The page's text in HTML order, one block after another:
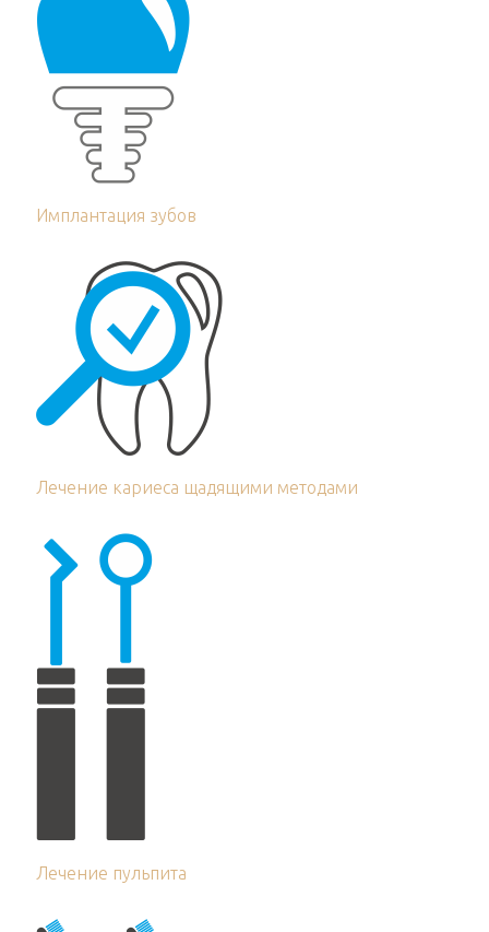
Имплантация зубов
Лечение кариеса щадящими методами
Лечение пульпита